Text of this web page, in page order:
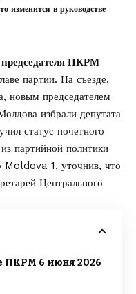
изменится в руководстве
ПКРМ
партии. На съезде,
новым председателем
избрали депутата
статус почетного
партийной политики
Moldova 1, уточнив, что
Центрального
ПКРМ 6 июня 2026